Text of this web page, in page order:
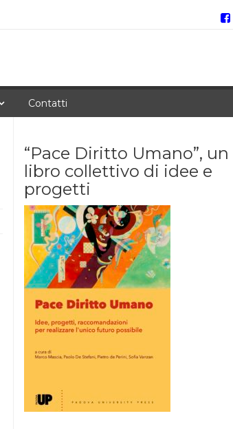
Contatti
“Pace Diritto Umano”, un
libro collettivo di idee e
progetti